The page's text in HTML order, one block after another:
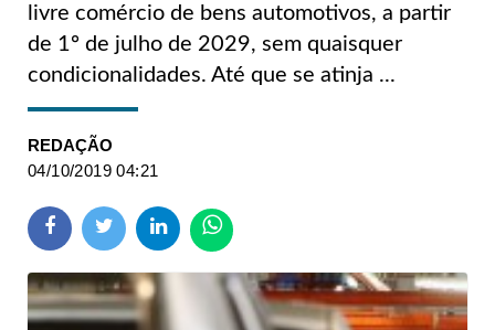
livre comércio de bens automotivos, a partir
de 1º de julho de 2029, sem quaisquer
condicionalidades. Até que se atinja ...
REDAÇÃO
04/10/2019 04:21